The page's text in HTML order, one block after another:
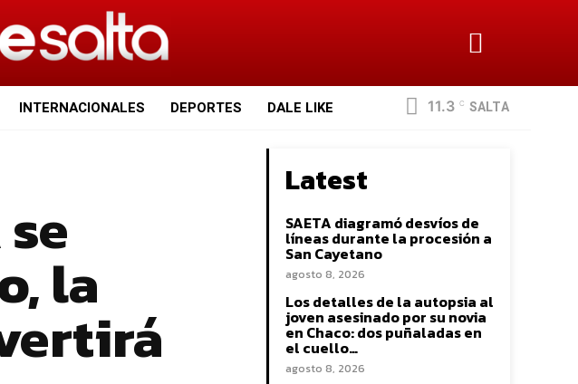
INTERNACIONALES DEPORTES DALE LIKE 11.3 C SALTA
la
Latest
SAETA diagramó desvíos de
líneas durante la procesión a
San Cayetano
agosto 8, 2026
Los detalles de la autopsia al
joven asesinado por su novia
en Chaco: dos puñaladas en
el cuello…
agosto 8, 2026